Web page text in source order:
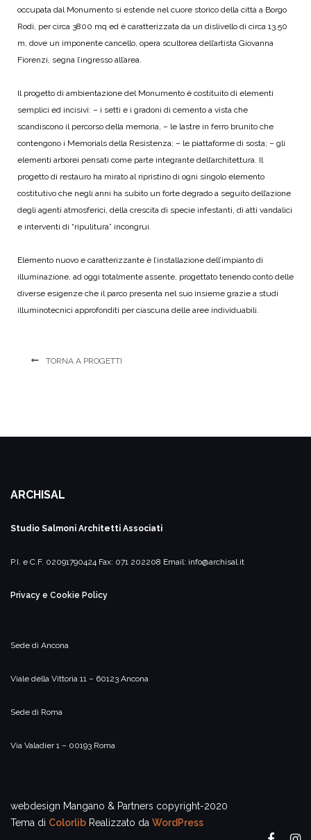
occupata dal Monumento si estende nel cuore storico della città a Borgo
Rodi, per circa 3800 mq ed è caratterizzata da un dislivello di circa 13.50
m, dove un imponente cancello, opera scultorea dell’artista Giovanna
Fiorenzi, segna l’ingresso all’area.
Il progetto di ambientazione del Monumento è costituito di elementi
semplici ed incisivi: – i setti e i gradoni di cemento a vista che
scandiscono il percorso della memoria, – le lastre in ferro brunito che
contengono i Memorials della Resistenza; – le piattaforme di sosta; – gli
elementi arborei pensati come parte integrante dell’architettura. Il
progetto di restauro ha mirato al ripristino di ogni singolo elemento
costitutivo che negli anni ha subito un forte degrado a seguito dell’azione
degli agenti atmosferici, della crescita di specie infestanti, di atti vandalici
e interventi di “ripulitura” incongrui.
Elemento nuovo e caratterizzante è l’installazione dell’impianto di
illuminazione, ad oggi totalmente assente, progettato tenendo conto delle
diverse esigenze che il parco presenta nel suo insieme grazie a studi
illuminotecnici approfonditi per ciascuna delle aree individuabili.
TORNA A PROGETTI
ARCHISAL
Studio Salmoni Architetti Associati
P.I. e C.F. 02091790424 Fax: 071 202208 Email: info@archisal.it
Privacy e Cookie Policy
Sede di Ancona
Viale della Vittoria 11 – 60123 Ancona
Sede di Roma
Via Valadier 1 – 00193 Roma
webdesign Mangano & Partners copyright-2020
Tema di Colorlib Realizzato da WordPress